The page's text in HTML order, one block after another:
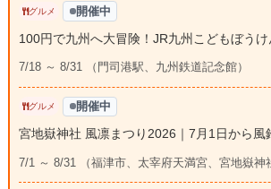
グルメ 開催中
100円で九州へ大冒険！JR九州こどもぼう
7/18 ～ 8/31 （門司港駅、九州鉄道記念館）
グルメ 開催中
宮地嶽神社 風凛まつり2026｜7月1日から風
7/1 ～ 8/31 （福津市、太宰府天満宮、宮地嶽神